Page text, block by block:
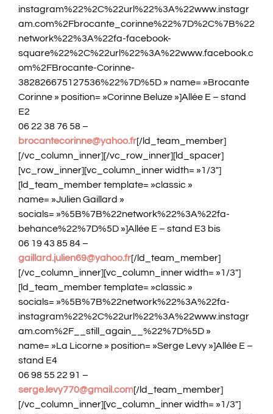
instagram%22%2C%22url%22%3A%22www.instagr
am.com%2Fbrocante_corinne%22%7D%2C%7B%22
network%22%3A%22fa-facebook-
square%22%2C%22url%22%3A%22www.facebook.c
om%2FBrocante-Corinne-
382826675127536%22%7D%5D » name= »Brocante
Corinne » position= »Corinne Beluze »]Allée E – stand
E2
06 22 38 76 58 –
brocantecorinne@yahoo.fr[/ld_team_member]
[/vc_column_inner][/vc_row_inner][ld_spacer]
[vc_row_inner][vc_column_inner width= »1/3″]
[ld_team_member template= »classic »
name= »Julien Gaillard »
socials= »%5B%7B%22network%22%3A%22fa-
behance%22%7D%5D »]Allée E – stand E3 bis
06 19 43 85 84 –
gaillard.julien69@yahoo.fr[/ld_team_member]
[/vc_column_inner][vc_column_inner width= »1/3″]
[ld_team_member template= »classic »
socials= »%5B%7B%22network%22%3A%22fa-
instagram%22%2C%22url%22%3A%22www.instagr
am.com%2F__still_again__%22%7D%5D »
name= »La Licorne » position= »Serge Levy »]Allée E –
stand E4
06 98 55 22 91 –
serge.levy770@gmail.com[/ld_team_member]
[/vc_column_inner][vc_column_inner width= »1/3″]